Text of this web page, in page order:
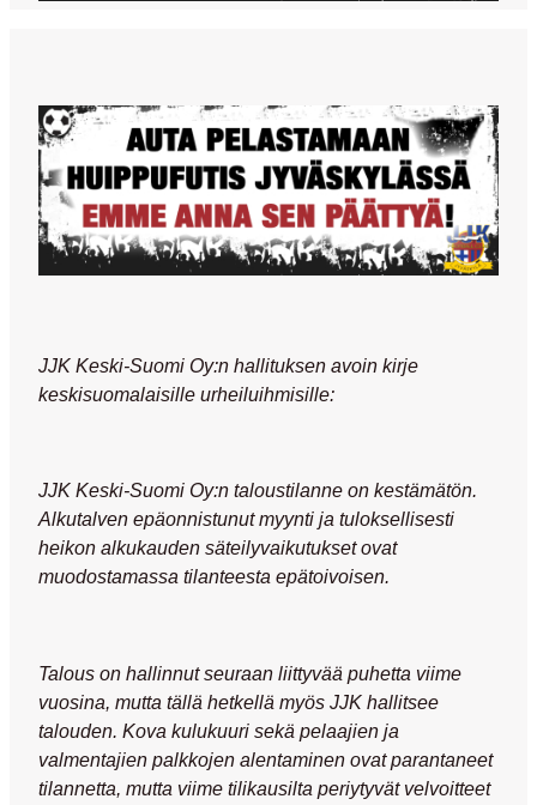
JJK Keski-Suomi Oy:n hallituksen avoin kirje
keskisuomalaisille urheiluihmisille:
JJK Keski-Suomi Oy:n taloustilanne on kestämätön.
Alkutalven epäonnistunut myynti ja tuloksellisesti
heikon alkukauden säteilyvaikutukset ovat
muodostamassa tilanteesta epätoivoisen.
Talous on hallinnut seuraan liittyvää puhetta viime
vuosina, mutta tällä hetkellä myös JJK hallitsee
talouden. Kova kulukuuri sekä pelaajien ja
valmentajien palkkojen alentaminen ovat parantaneet
tilannetta, mutta viime tilikausilta periytyvät velvoitteet